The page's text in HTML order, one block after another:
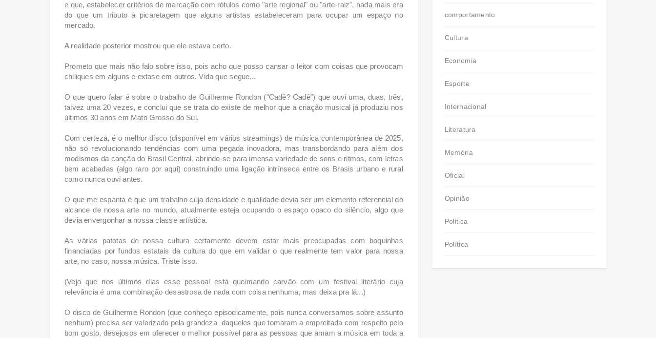
e que, estabelecer critérios de marcação com rótulos como "arte regional" ou "arte-raiz", nada mais era
do que um tributo à picaretagem que alguns artistas estabeleceram para ocupar um espaço no
mercado.
A realidade posterior mostrou que ele estava certo.
Prometo que mais não falo sobre isso, pois acho que posso cansar o leitor com coisas que provocam
chiliques em alguns e extase em outros. Vida que segue...
O que quero falar é sobre o trabalho de Guilherme Rondon ("Cadê? Cadê") que ouvi uma, duas, três,
talvez uma 20 vezes, e conclui que se trata do existe de melhor que a criação musical já produziu nos
últimos 30 anos em Mato Grosso do Sul.
Com certeza, é o melhor disco (disponível em vários streamings) de música contemporânea de 2025,
não só revolucionando tendências com uma pegada inovadora, mas transbordando para além dos
modismos da canção do Brasil Central, abrindo-se para imensa variedade de sons e ritmos, com letras
bem acabadas (algo raro por aqui) construindo uma ligação intrínseca entre os Brasis urbano e rural
como nunca ouvi antes.
O que me espanta é que um trabalho cuja densidade e qualidade devia ser um elemento referencial do
alcance de nossa arte no mundo, atualmente esteja ocupando o espaço opaco do silêncio, algo que
devia envergonhar a nossa classe artística.
As várias patotas de nossa cultura certamente devem estar mais preocupadas com boquinhas
financiadas por fundos estatais da cultura do que em validar o que realmente tem valor para nossa
arte, no caso, nossa música. Triste isso.
(Vejo que nos últimos dias esse pessoal está queimando carvão com um festival literário cuja
relevância é uma combinação desastrosa de nada com coisa nenhuma, mas deixa pra lá...)
O disco de Guilherme Rondon (que conheço episodicamente, pois nunca conversamos sobre assunto
nenhum) precisa ser valorizado pela grandeza daqueles que tomaram a empreitada com respeito pelo
bom gosto, desejosos em oferecer o melhor possível para as pessoas que amam a música em toda a
comportamento
Cultura
Economia
Esporte
Internacional
Literatura
Memória
Oficial
Opinião
Politica
Política